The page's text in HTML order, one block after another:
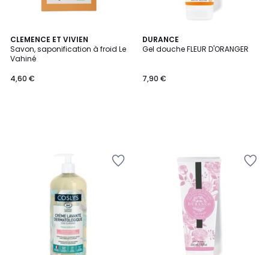
CLEMENCE ET VIVIEN
Savon, saponification à froid Le
Vahiné
4,60 €
DURANCE
Gel douche FLEUR D'ORANGER
7,90 €